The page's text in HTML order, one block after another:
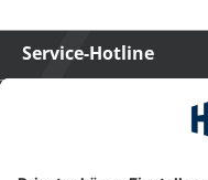
Service-Hotline